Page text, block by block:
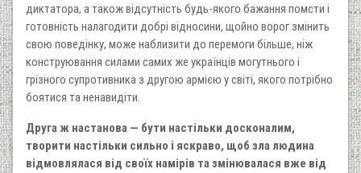
диктатора, а також відсутність будь-якого бажання помсти і
готовність налагодити добрі відносини, щойно ворог змінить
свою поведінку, може наблизити до перемоги більше, ніж
конструювання силами самих же українців могутнього і
грізного супротивника з другою армією у світі, якого потрібно
боятися та ненавидіти.
Друга ж настанова — бути настільки досконалим,
творити настільки сильно і яскраво, щоб зла людина
відмовлялася від своїх намірів та змінювалася вже від